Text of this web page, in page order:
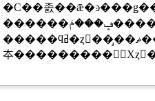
�С��졼
������ݡ���ݥ���������������륤
�����ϥߥ�ȥ󤬣��̡��ޡ������������С������̤Ȥʤäƥ�åɥ֥������ϵ���
夲